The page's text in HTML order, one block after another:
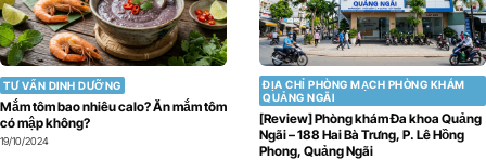
TƯ VẤN DINH DƯỠNG
Mắm tôm bao nhiêu calo? Ăn mắm tôm
có mập không?
19/10/2024
ĐỊA CHỈ PHÒNG MẠCH PHÒNG KHÁM
QUẢNG NGÃI
[Review] Phòng khám Đa khoa Quảng
Ngãi – 188 Hai Bà Trưng, P. Lê Hồng
Phong, Quảng Ngãi